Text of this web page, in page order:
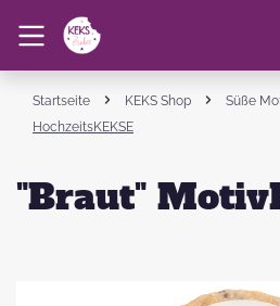
Startseite KEKS Shop
Süße
HochzeitsKEKSE
"Braut"